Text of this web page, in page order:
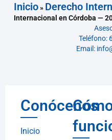
Inicio» Derecho
Internacional en Córdoba —
Teléfono:
Email:
Conócenos
Inicio